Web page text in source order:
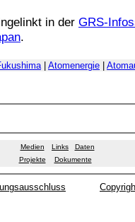
in der GRS-
.
| Atomenergie
Medien Links
Daten
Projekte
Dokumente